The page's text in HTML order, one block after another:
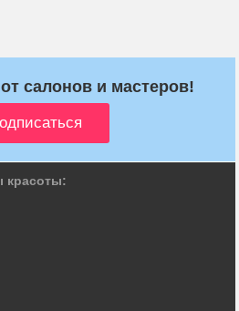
салонов и мастеров!
красоты: